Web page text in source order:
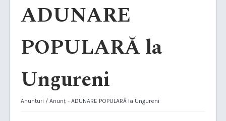
ADUNARE
POPULARĂ la
Ungureni
Anunturi / Anunț - ADUNARE POPULARĂ la Ungureni